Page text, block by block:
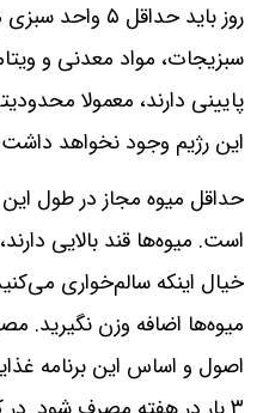
روز باید حداقل
سبزیجات، مواد معدنی و
پایینی دارند، معمولا
این رژیم وجود نخواهد
است. میوه‌ها قند بالایی
خیال اینکه سالم‌خواری
میوه‌ها اضافه وزن نگیرید.